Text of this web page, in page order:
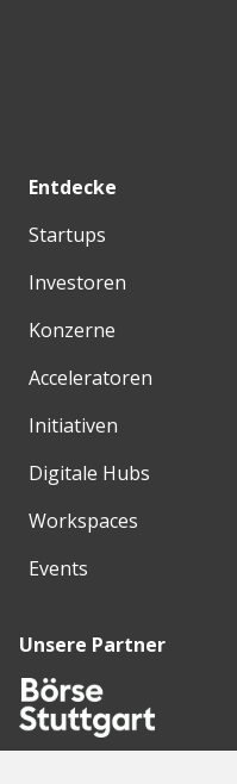
Entdecke
Startups
Investoren
Konzerne
Acceleratoren
Initiativen
Digitale Hubs
Workspaces
Events
Unsere Partner